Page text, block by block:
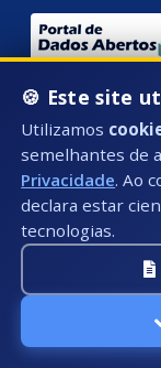
Endereço /
Rua Átila
Kennedy - ES,
🍪 Este site
Utilizamos
semelhantes de
Privacidade. Ao
declara estar
tecnologias.